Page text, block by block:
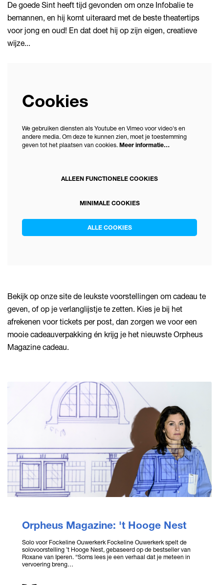
De goede Sint heeft tijd gevonden om onze Infobalie te
bemannen, en hij komt uiteraard met de beste theatertips
voor jong en oud! En dat doet hij op zijn eigen, creatieve
wijze...
Cookies
We gebruiken diensten als Youtube en Vimeo voor video's en
andere media. Om deze te kunnen zien, moet je toestemming
geven tot het plaatsen van cookies. Meer informatie…
ALLEEN FUNCTIONELE COOKIES
MINIMALE COOKIES
ALLE COOKIES
Bekijk op onze site de leukste voorstellingen om cadeau te
geven, of op je verlanglijstje te zetten. Kies je bij het
afrekenen voor tickets per post, dan zorgen we voor een
mooie cadeauverpakking én krijg je het nieuwste Orpheus
Magazine cadeau.
Orpheus Magazine: 't Hooge Nest
Solo voor Fockeline Ouwerkerk Fockeline Ouwerkerk spelt de
solovoorstelling ’t Hooge Nest, gebaseerd op de bestseller van
Roxane van Iperen. “Soms lees je een verhaal dat je meteen in
vervoering breng…